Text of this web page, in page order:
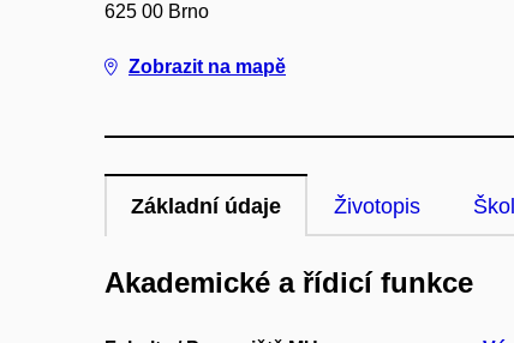
625 00 Brno
Zobrazit na mapě
Základní údaje Životopis
Akademické a řídicí funkce